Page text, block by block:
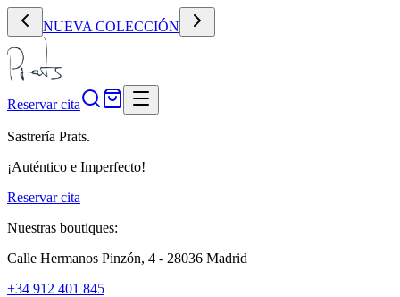
NUEVA COLECCIÓN
Reservar cita
Sastrería Prats.
¡Auténtico e Imperfecto!
Reservar cita
Nuestras boutiques:
Calle Hermanos Pinzón, 4 - 28036 Madrid
+34 912 401 845